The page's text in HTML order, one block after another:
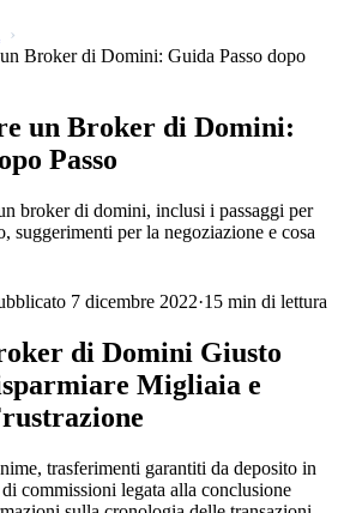
Broker di Domini: Guida Passo dopo
un Broker di Domini:
Passo
broker di domini, inclusi i passaggi per
suggerimenti per la negoziazione e cosa
7 dicembre 2022·15 min di lettura
di Domini Giusto
Migliaia e
trasferimenti garantiti da deposito in
commissioni legata alla conclusione